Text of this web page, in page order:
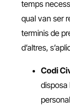
temps
qual van ser
terminis de
d’altres,
Codi
disposa